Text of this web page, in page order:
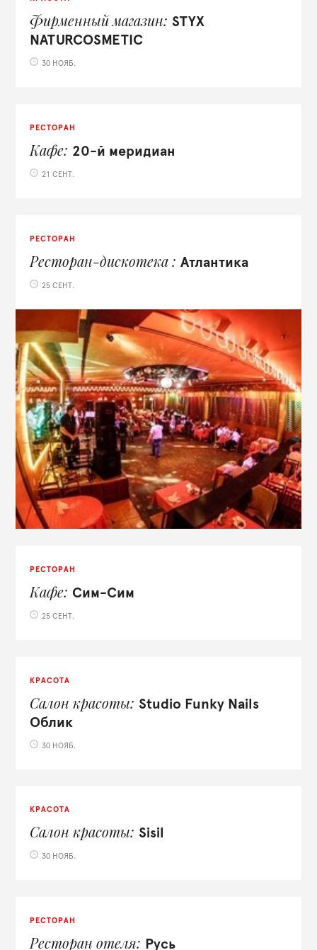
Фирменный магазин
STYX
NATURCOSMETIC
30 НОЯБ.
РЕСТОРАН
Кафе 20-й меридиан
21 СЕНТ.
РЕСТОРАН
Ресторан-дискотека Атлантика
25 СЕНТ.
РЕСТОРАН
Кафе Сим-Сим
25 СЕНТ.
КРАСОТА
Салон красоты
Studio Funky Nails
Облик
30 НОЯБ.
КРАСОТА
Салон красоты Sisil
30 НОЯБ.
РЕСТОРАН
Ресторан отеля Русь